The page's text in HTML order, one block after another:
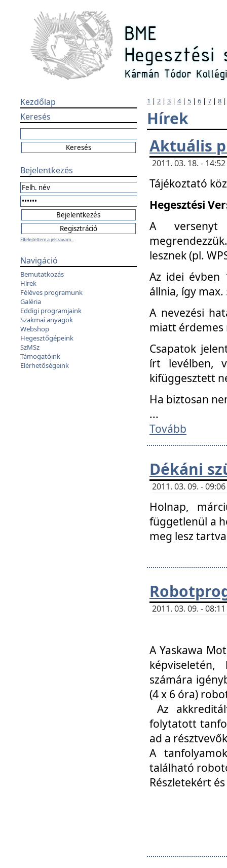
Kezdőlap
Keresés
Bejelentkezés
Elfelejtettem a jelszavam...
Navigáció
Bemutatkozás
Hírek
Féléves programunk
Galéria
Eddigi programjaink
Szakmai anyagok
Webshop
Hegesztőgépeink
SzMSz
Támogatóink
Elérhetőségeink
1 | 2 | 3 | 4| 5 | 6 | 7 | 8
Hírek
Aktuális
2011. 03. 18. -
Tájékoztató
Hegesztési
A versenyt
lesznek (pl.
Az idei évben
állnia, így
A nevezési
miatt érdemes
Csapatok
írt levélben,
kifüggesztett
Ha biztosan
...
Tovább
Dékáni
2011. 03. 09. -
Holnap,
függetlenül a
meg lesz
2011. 03. 09. -
A Yaskawa
számára
(4 x 6 óra)
Az
folytatott
ad a
A
található
Részletekért